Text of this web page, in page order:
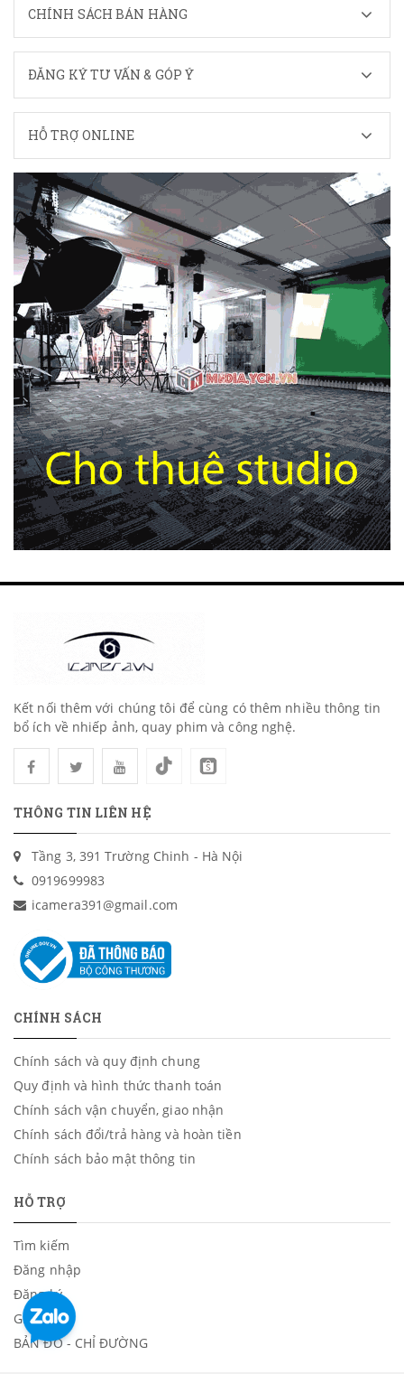
CHÍNH SÁCH BÁN HÀNG
ĐĂNG KÝ TƯ VẤN & GÓP Ý
HỖ TRỢ ONLINE
Kết nối thêm với chúng tôi để cùng có thêm nhiều thông tin
bổ ích về nhiếp ảnh, quay phim và công nghệ.
THÔNG TIN LIÊN HỆ
Tầng 3, 391 Trường Chinh - Hà Nội
0919699983
icamera391@gmail.com
CHÍNH SÁCH
Chính sách và quy định chung
Quy định và hình thức thanh toán
Chính sách vận chuyển, giao nhận
Chính sách đổi/trả hàng và hoàn tiền
Chính sách bảo mật thông tin
HỖ TRỢ
Tìm kiếm
Đăng nhập
Đăng ký
Giỏ hàng
BẢN ĐỒ - CHỈ ĐƯỜNG